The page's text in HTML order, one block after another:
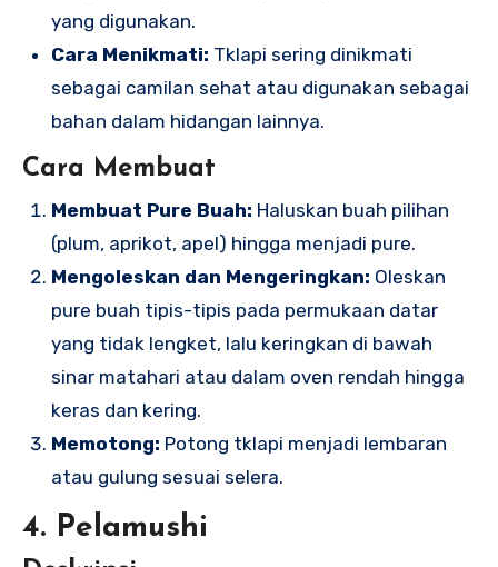
yang digunakan.
Cara Menikmati: Tklapi sering dinikmati
sebagai camilan sehat atau digunakan sebagai
bahan dalam hidangan lainnya.
Cara Membuat
Membuat Pure Buah: Haluskan buah pilihan
(plum, aprikot, apel) hingga menjadi pure.
Mengoleskan dan Mengeringkan: Oleskan
pure buah tipis-tipis pada permukaan datar
yang tidak lengket, lalu keringkan di bawah
sinar matahari atau dalam oven rendah hingga
keras dan kering.
Memotong: Potong tklapi menjadi lembaran
atau gulung sesuai selera.
4. Pelamushi